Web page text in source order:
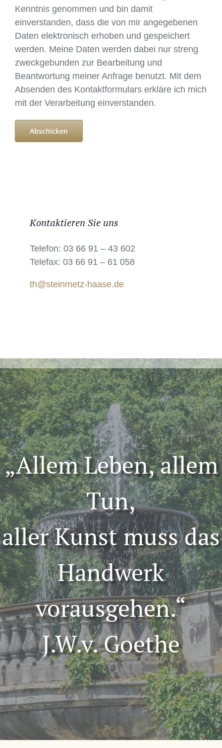
Kenntnis genommen und bin damit
einverstanden, dass die von mir angegebenen
Daten elektronisch erhoben und gespeichert
werden. Meine Daten werden dabei nur streng
zweckgebunden zur Bearbeitung und
Beantwortung meiner Anfrage benutzt. Mit dem
Absenden des Kontaktformulars erkläre ich mich
mit der Verarbeitung einverstanden.
Kontaktieren Sie uns
Telefon: 03 66 91 – 43 602
Telefax: 03 66 91 – 61 058
th@steinmetz-haase.de
„Allem Leben, allem
Tun,
aller Kunst muss das
Handwerk
vorausgehen.“
J.W.v. Goethe